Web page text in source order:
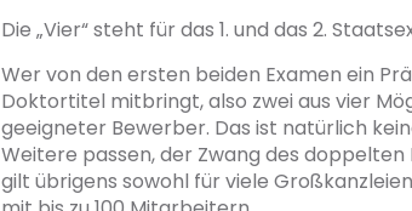
Die „Vier“ steht für das 1. und das 2.
Wer von den ersten beiden Examen ein
Doktortitel mitbringt, also zwei aus vier
geeigneter Bewerber. Das ist natürlich
Weitere passen, der Zwang des
gilt übrigens sowohl für viele